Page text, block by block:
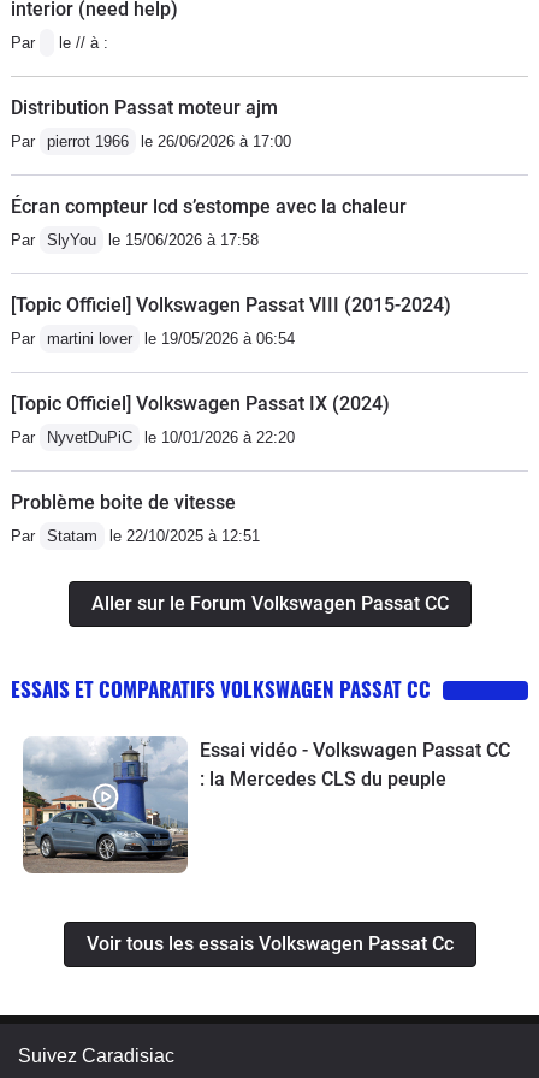
interior (need help)
Par le // à :
Distribution Passat moteur ajm
Par pierrot 1966 le 26/06/2026 à 17:00
Écran compteur lcd s’estompe avec la chaleur
Par SlyYou le 15/06/2026 à 17:58
[Topic Officiel] Volkswagen Passat VIII (2015-2024)
Par martini lover le 19/05/2026 à 06:54
[Topic Officiel] Volkswagen Passat IX (2024)
Par NyvetDuPiC le 10/01/2026 à 22:20
Problème boite de vitesse
Par Statam le 22/10/2025 à 12:51
Aller sur le Forum Volkswagen Passat CC
ESSAIS ET COMPARATIFS VOLKSWAGEN PASSAT CC
Essai vidéo - Volkswagen Passat CC
: la Mercedes CLS du peuple
Voir tous les essais Volkswagen Passat Cc
Suivez Caradisiac